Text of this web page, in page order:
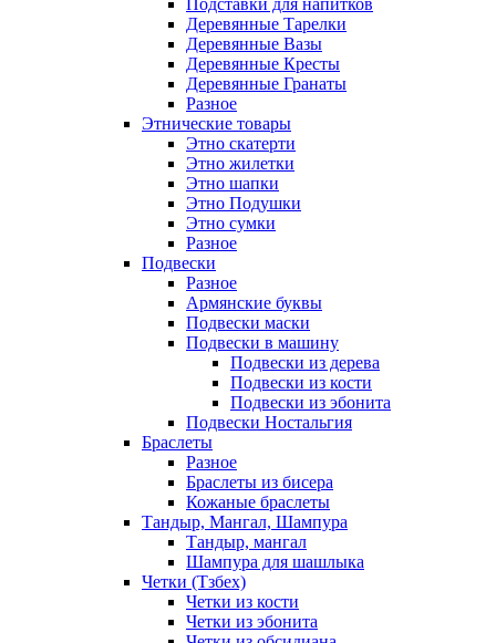
Подставки для напитков
Деревянные Тарелки
Деревянные Вазы
Деревянные Кресты
Деревянные Гранаты
Разное
Этнические товары
Этно скатерти
Этно жилетки
Этно шапки
Этно Подушки
Этно сумки
Разное
Подвески
Разное
Армянские буквы
Подвески маски
Подвески в машину
Подвески из дерева
Подвески из кости
Подвески из эбонита
Подвески Ностальгия
Браслеты
Разное
Браслеты из бисера
Кожаные браслеты
Тандыр, Мангал, Шампура
Тандыр, мангал
Шампура для шашлыка
Четки (Тзбех)
Четки из кости
Четки из эбонита